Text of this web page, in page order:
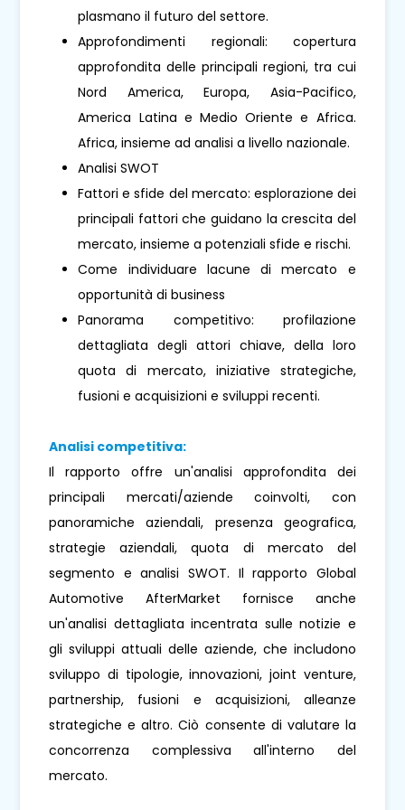
plasmano il futuro del settore.
Approfondimenti regionali: copertura
approfondita delle principali regioni, tra cui
Nord America, Europa, Asia-Pacifico,
America Latina e Medio Oriente e Africa.
Africa, insieme ad analisi a livello nazionale.
Analisi SWOT
Fattori e sfide del mercato: esplorazione dei
principali fattori che guidano la crescita del
mercato, insieme a potenziali sfide e rischi.
Come individuare lacune di mercato e
opportunità di business
Panorama competitivo: profilazione
dettagliata degli attori chiave, della loro
quota di mercato, iniziative strategiche,
fusioni e acquisizioni e sviluppi recenti.
Analisi competitiva:
Il rapporto offre un'analisi approfondita dei
principali mercati/aziende coinvolti, con
panoramiche aziendali, presenza geografica,
strategie aziendali, quota di mercato del
segmento e analisi SWOT. Il rapporto Global
Automotive AfterMarket fornisce anche
un'analisi dettagliata incentrata sulle notizie e
gli sviluppi attuali delle aziende, che includono
sviluppo di tipologie, innovazioni, joint venture,
partnership, fusioni e acquisizioni, alleanze
strategiche e altro. Ciò consente di valutare la
concorrenza complessiva all'interno del
mercato.